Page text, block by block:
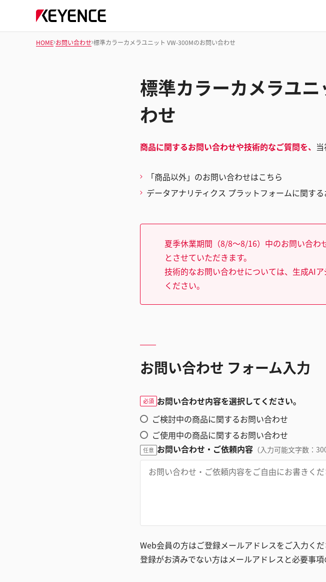
HOME お問い合わせ 標準カラーカメラユニット VW-300Mのお問い合わせ
標準カラーカメラユ
わせ
商品に関するお問い合わせや技術的なご質問を、
「商品以外」のお問い合わせはこちら
データアナリティクス プラットフォームに関す
夏季休業期間（8/8～8/16）中のお問い合
とさせていただきます。
技術的なお問い合わせについては、生成AI
ください。
お問い合わせ フォーム入力
必須 お問い合わせ内容を選択してください。
ご検討中の商品に関するお問い合わせ
ご使用中の商品に関するお問い合わせ
任意 お問い合わせ・ご依頼内容 （入力可能文字数：
Web会員の方はご登録メールアドレスをご入力くだ
登録がお済みでない方はメールアドレスと必要事項